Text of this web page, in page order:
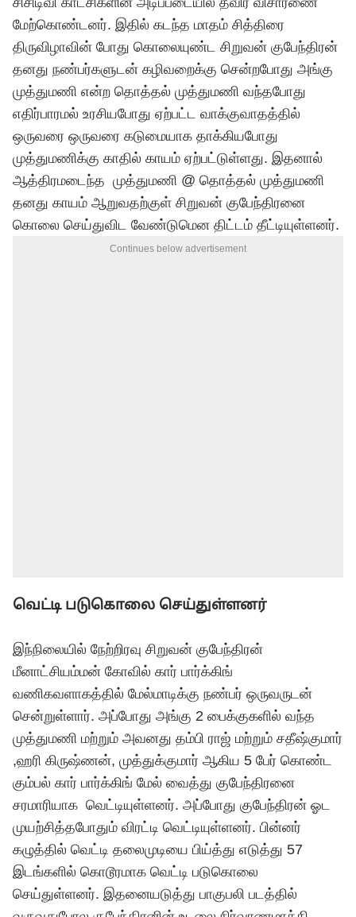
மேற்கொண்டனர். இதில் கடந்த மாதம் சித்திரை
திருவிழாவின் போது கொலையுண்ட சிறுவன் குபேந்திரன்
தனது நண்பர்களுடன் கழிவறைக்கு சென்றபோது அங்கு
முத்துமணி என்ற தொத்தல் முத்துமணி வந்தபோது
எதிர்பாரமல் உரசியபோது ஏற்பட்ட வாக்குவாதத்தில்
ஒருவரை ஒருவரை கடுமையாக தாக்கியபோது
முத்துமணிக்கு காதில் காயம் ஏற்பட்டுள்ளது. இதனால்
ஆத்திரமடைந்த முத்துமணி @ தொத்தல் முத்துமணி
தனது காயம் ஆறுவதற்குள் சிறுவன் குபேந்திரனை
கொலை செய்துவிட வேண்டுமென திட்டம் தீட்டியுள்ளனர்.
Continues below advertisement
வெட்டி படுகொலை செய்துள்ளனர்
இந்நிலையில் நேற்றிரவு சிறுவன் குபேந்திரன்
மீனாட்சியம்மன் கோவில் கார் பார்க்கிங்
வணிகவளாகத்தில் மேல்மாடிக்கு நண்பர் ஒருவருடன்
சென்றுள்ளார். அப்போது அங்கு 2 பைக்குகளில் வந்த
முத்துமணி மற்றும் அவனது தம்பி ராஜ் மற்றும் சதீஷ்குமார்
,ஹரி கிருஷ்ணன், முத்துக்குமார் ஆகிய 5 பேர் கொண்ட
கும்பல் கார் பார்க்கிங் மேல் வைத்து குபேந்திரனை
சரமாரியாக வெட்டியுள்ளனர். அப்போது குபேந்திரன் ஓட
முயற்சித்தபோதும் விரட்டி வெட்டியுள்ளனர். பின்னர்
கழுத்தில் வெட்டி தலைமுடியை பிய்த்து எடுத்து 57
இடங்களில் கொடூரமாக வெட்டி படுகொலை
செய்துள்ளனர். இதனையடுத்து பாகுபலி படத்தில்